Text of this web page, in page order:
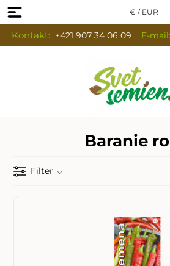
€ / EUR
Kontakt:+421 907 34 06 09 E-mail:
Baranie
Filter